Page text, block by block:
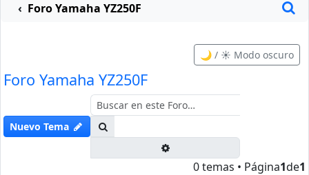
Foro Yamaha YZ250F
🌙 / ☀️ Modo oscuro
Foro Yamaha YZ250F
Nuevo Tema
0 temas • Página1de1